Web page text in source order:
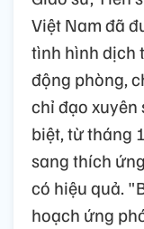
Việt Nam đã
tình hình dịch
động phòng,
chỉ đạo
biệt, từ tháng
sang thích
có hiệu quả.
hoạch ứng